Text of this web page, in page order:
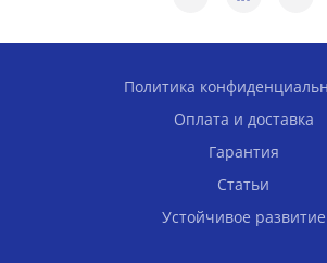
Политика
Оплата и доставка
Гарантия
Статьи
Устойчивое развитие